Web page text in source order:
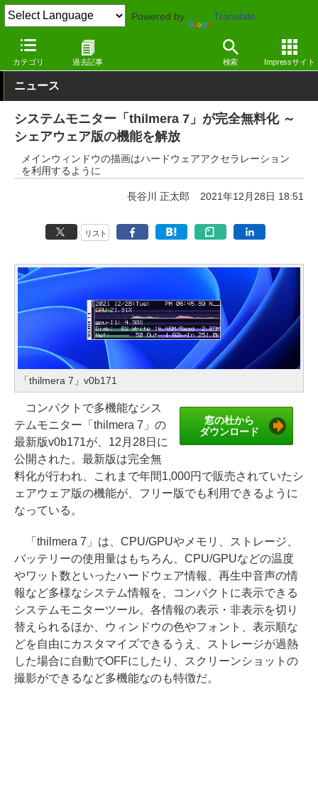
Powered by Translate
カテゴリ 過去記事 検索 Impressサイト
窓の杜 システム・ファイル Windows
ニュース
システムモニター「thilmera 7」が完全無料化 ～
シェアウェア版の機能を解放
メインウィンドウの描画はハードウェアアクセラレーション
を利用するように
長谷川 正太郎 2021年12月28日 18:51
リスト
「thilmera 7」v0b171
窓の杜から
ダウンロード
コンパクトで多機能なシス
テムモニター「thilmera 7」の
最新版v0b171が、12月28日に
公開された。最新版は完全無
料化が行われ、これまで年間1,000円で販売されていたシ
ェアウェア版の機能が、フリー版でも利用できるように
なっている。
「thilmera 7」は、CPU/GPUやメモリ、ストレージ、
バッテリーの使用量はもちろん、CPU/GPUなどの温度
やワット数といったハードウェア情報、再生中音声の情
報など多様なシステム情報を、コンパクトに表示できる
システムモニターツール。各情報の表示・非表示を切り
替えられるほか、ウィンドウの色やフォント、表示順な
どを自由にカスタマイズできるうえ、ストレージが過熱
した場合に自動でOFFにしたり、スクリーンショットの
撮影ができるなど多機能なのも特徴だ。